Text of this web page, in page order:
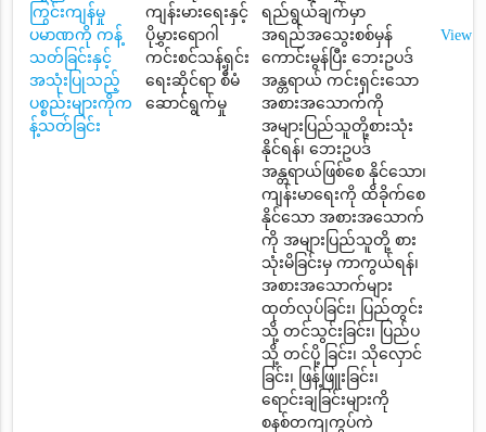
ကြွင်းကျန်မှု
ပမာဏကို ကန့်
သတ်ခြင်းနှင့်
အသုံးပြုသည့်
ပစ္စည်းများကိုက
န့်သတ်ခြင်း
ကျန်းမားရေးနှင့်
ပိုမွှားရောဂါ
ကင်းစင်သန့်ရှင်း
ရေးဆိုင်ရာ စီမံ
ဆောင်ရွက်မှု
ရည်ရွယ်ချက်မှာ
အရည်အသွေးစစ်မှန်
ကောင်းမွန်ပြီး ဘေးဥပဒ်
အန္တရာယ် ကင်းရှင်းသော
အစားအသောက်ကို
အများပြည်သူတို့စားသုံး
နိုင်ရန်၊ ဘေးဥပဒ်
အန္တရာယ်ဖြစ်စေ နိုင်သော၊
ကျန်းမာရေးကို ထိခိုက်စေ
နိုင်သော အစားအသောက်
ကို အများပြည်သူတို့ စား
သုံးမိခြင်းမှ ကာကွယ်ရန်၊
အစားအသောက်များ
ထုတ်လုပ်ခြင်း၊ ပြည်တွင်း
သို့ တင်သွင်းခြင်း၊ ပြည်ပ
သို့ တင်ပို့ ခြင်း၊ သိုလှောင်
ခြင်း၊ ဖြန့်ဖြူးခြင်း၊
ရောင်းချခြင်းများကို
စနစ်တကျကွပ်ကဲ
View